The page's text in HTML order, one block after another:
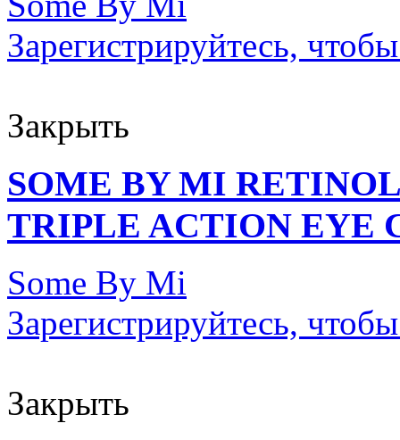
Зарегистрируйтесь,
Закрыть
SOME BY MI
TRIPLE ACTION EYE
Some By Mi
Зарегистрируйтесь,
Закрыть